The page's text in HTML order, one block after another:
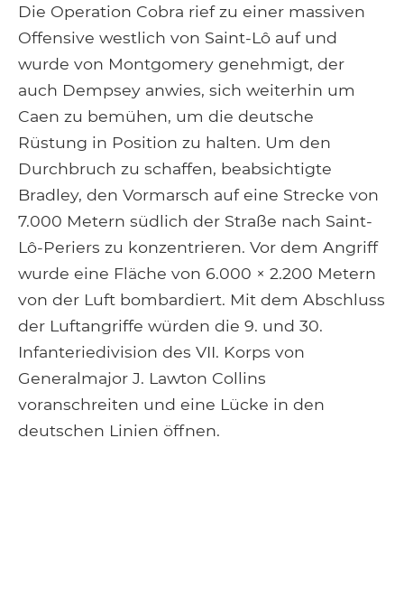
Die Operation Cobra rief zu einer massiven
Offensive westlich von Saint-Lô auf und
wurde von Montgomery genehmigt, der
auch Dempsey anwies, sich weiterhin um
Caen zu bemühen, um die deutsche
Rüstung in Position zu halten. Um den
Durchbruch zu schaffen, beabsichtigte
Bradley, den Vormarsch auf eine Strecke von
7.000 Metern südlich der Straße nach Saint-
Lô-Periers zu konzentrieren. Vor dem Angriff
wurde eine Fläche von 6.000 × 2.200 Metern
von der Luft bombardiert. Mit dem Abschluss
der Luftangriffe würden die 9. und 30.
Infanteriedivision des VII. Korps von
Generalmajor J. Lawton Collins
voranschreiten und eine Lücke in den
deutschen Linien öffnen.